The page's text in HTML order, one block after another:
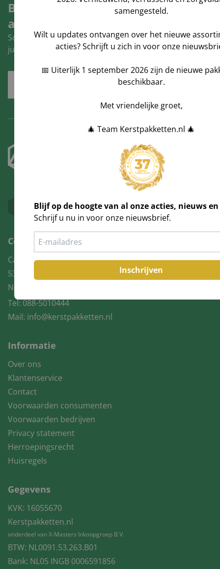
Blijf op de hoogte van al onze
acties, nieuws en trends!
Schrijf u nu in voor onze nieuwsbrief en ontvang 5%
jubileum korting op uw volgende bestelling!
Inschrijven
Contact
Canadabaan 16
5388 RT, Nistelrode
Nederland
Tel:088-5010444
Mail: info@kerstpakketten.nl
Informatie
Over ons
Klantenservice
Contact
Voorwaarden consumenten
Voorwaarden bedrijven
Privacy statement
Herroepingsrecht
Huisregels
Gegevens
KVK: 16055670
Kerstpakketten.nl
onderdeel van X-Masters Inkoopgroep B.V.
BTW: NL0091.53.263.B01
Bank: NL05 INGB 0006591856
samengesteld.
Wilt u updates ontvangen over het nieuwe
acties? Schrijft u zich in voor onze
📅 Uiterlijk 1 september 2026 zijn de nieuwe
beschikbaar.
Met vriendelijke groet,
🎄 Team Kerstpakketten.nl 🎄
Blijf op de hoogte van al onze acties, nieuws
Schrijf u nu in voor onze nieuwsbrief.
Inschrijven